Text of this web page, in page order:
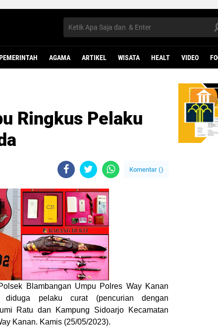
AGAMA ARTIKEL WISATA HEALT VIDEO
Ringkus Pelaku
Komentar ()
Blambangan Umpu Polres Way Kanan
diduga pelaku curat (pencurian dengan
Ratu dan Kampung Sidoarjo Kecamatan
Kanan. Kamis (25/05/2023).